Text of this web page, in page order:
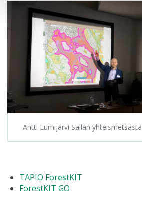
Antti Lumijärvi Sallan yhteismetsästä
TAPIO ForestKIT
ForestKIT GO